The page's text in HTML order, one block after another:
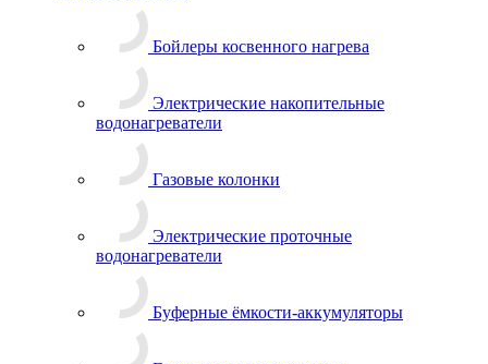
Бойлеры косвенного нагрева
Электрические накопительные
водонагреватели
Газовые колонки
Электрические проточные
водонагреватели
Буферные ёмкости-аккумуляторы